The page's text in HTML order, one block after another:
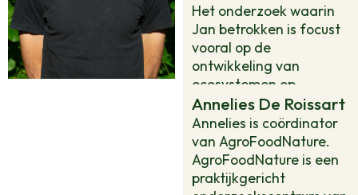
Het onderzoek waarin
Jan betrokken is focust
vooral op de
ontwikkeling van
ecosystemen op
bodems die beïnvloed
zijn door de mens. Dit
betekent natuurherstel
op voormalig bemeste
bodems en de laatste
Annelies De Roissart
Annelies is coördinator
van AgroFoodNature.
AgroFoodNature is een
praktijkgericht